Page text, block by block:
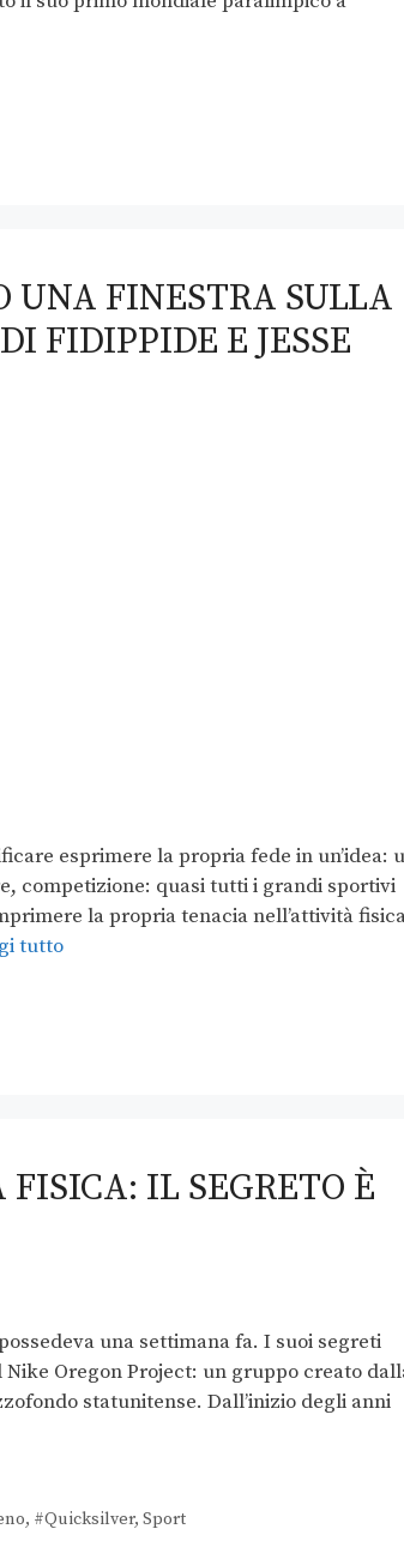
UNA FINESTRA SULLA
FIDIPPIDE E JESSE
esprimere la propria fede in un’idea:
competizione: quasi tutti i grandi sportivi
la propria tenacia nell’attività
tutto
IL SEGRETO È
una settimana fa. I suoi segreti
Oregon Project: un gruppo creato
statunitense. Dall’inizio degli anni
, #Quicksilver, Sport